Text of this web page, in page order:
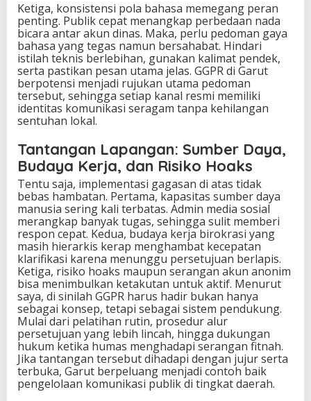
Ketiga, konsistensi pola bahasa memegang peran
penting. Publik cepat menangkap perbedaan nada
bicara antar akun dinas. Maka, perlu pedoman gaya
bahasa yang tegas namun bersahabat. Hindari
istilah teknis berlebihan, gunakan kalimat pendek,
serta pastikan pesan utama jelas. GGPR di Garut
berpotensi menjadi rujukan utama pedoman
tersebut, sehingga setiap kanal resmi memiliki
identitas komunikasi seragam tanpa kehilangan
sentuhan lokal.
Tantangan Lapangan: Sumber Daya,
Budaya Kerja, dan Risiko Hoaks
Tentu saja, implementasi gagasan di atas tidak
bebas hambatan. Pertama, kapasitas sumber daya
manusia sering kali terbatas. Admin media sosial
merangkap banyak tugas, sehingga sulit memberi
respon cepat. Kedua, budaya kerja birokrasi yang
masih hierarkis kerap menghambat kecepatan
klarifikasi karena menunggu persetujuan berlapis.
Ketiga, risiko hoaks maupun serangan akun anonim
bisa menimbulkan ketakutan untuk aktif. Menurut
saya, di sinilah GGPR harus hadir bukan hanya
sebagai konsep, tetapi sebagai sistem pendukung.
Mulai dari pelatihan rutin, prosedur alur
persetujuan yang lebih lincah, hingga dukungan
hukum ketika humas menghadapi serangan fitnah.
Jika tantangan tersebut dihadapi dengan jujur serta
terbuka, Garut berpeluang menjadi contoh baik
pengelolaan komunikasi publik di tingkat daerah.